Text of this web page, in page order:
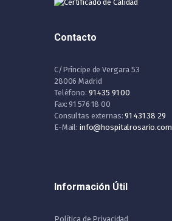
Contacto
C/Príncipe de Vergara 53
28006 Madrid
Teléfono: 91 435 91 00
Fax: 91 576 18 00
Consultas externas:91 431 38 29
E-Mail: info@hospitalrosario.com
Información Útil
Política de Privacidad